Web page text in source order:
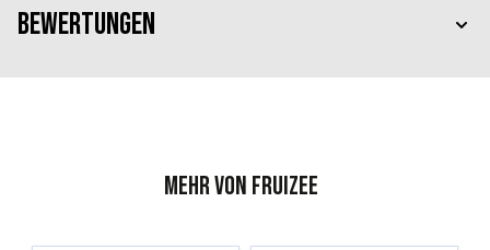
Bewertungen
Mehr von Fruizee